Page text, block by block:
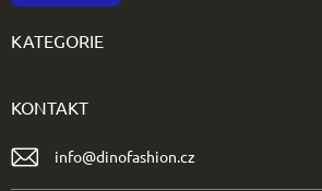
KATEGORIE
KONTAKT
info@dinofashion.cz